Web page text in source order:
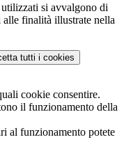
si avvalgono di
finalità illustrate nella
tutti i cookies
cookie consentire.
il funzionamento della
al funzionamento potete